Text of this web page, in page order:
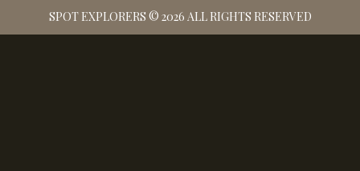
SPOT EXPLORERS © 2026 ALL RIGHTS RESERVED